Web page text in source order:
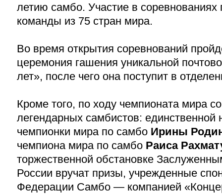
летию самбо. Участие в соревнованиях
команды из 75 стран мира.
Во время открытия соревнований
церемония гашения уникальной
лет», после чего она поступит в
Кроме того, по ходу чемпионата мира
легендарных самбистов: единственной
чемпионки мира по самбо Ирины
чемпиона мира по самбо Раиса
торжественной обстановке
России вручат призы, учрежденные
Федерации Самбо — компанией